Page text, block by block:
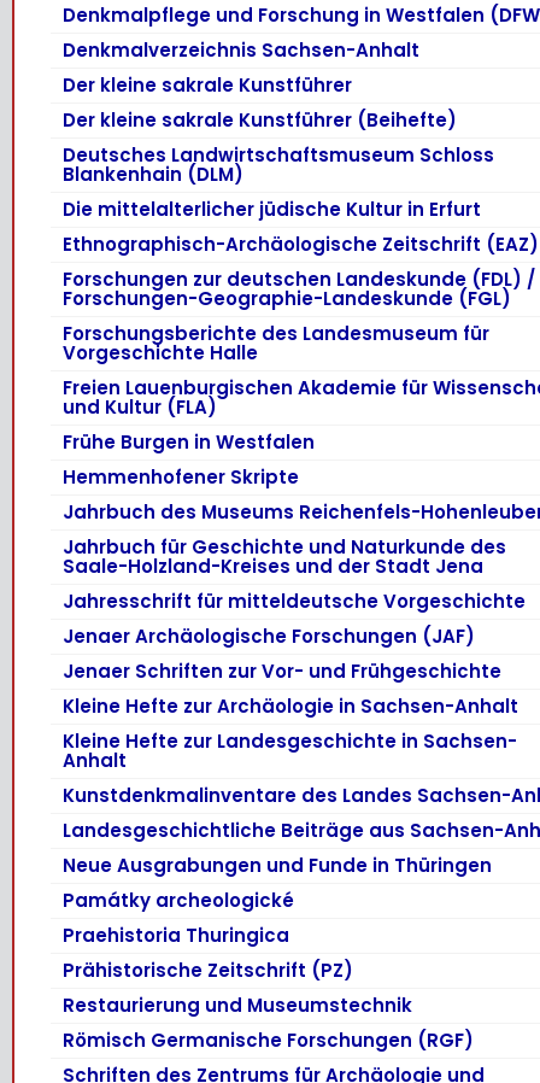
Denkmalpflege und Forschung in Westfalen
Denkmalverzeichnis Sachsen-Anhalt
Der kleine sakrale Kunstführer
Der kleine sakrale Kunstführer (Beihefte)
Deutsches Landwirtschaftsmuseum Schloss
Blankenhain (DLM)
Die mittelalterlicher jüdische Kultur in Erfurt
Ethnographisch-Archäologische Zeitschrift (EAZ)
Forschungen zur deutschen Landeskunde (FDL) /
Forschungen-Geographie-Landeskunde (FGL)
Forschungsberichte des Landesmuseum für
Vorgeschichte Halle
Freien Lauenburgischen Akademie für
und Kultur (FLA)
Frühe Burgen in Westfalen
Hemmenhofener Skripte
Jahrbuch des Museums Reichenfels-
Jahrbuch für Geschichte und Naturkunde des
Saale-Holzland-Kreises und der Stadt Jena
Jahresschrift für mitteldeutsche Vorgeschichte
Jenaer Archäologische Forschungen (JAF)
Jenaer Schriften zur Vor- und Frühgeschichte
Kleine Hefte zur Archäologie in Sachsen-Anhalt
Kleine Hefte zur Landesgeschichte in Sachsen-
Anhalt
Kunstdenkmalinventare des Landes Sachsen-
Landesgeschichtliche Beiträge aus Sachsen-
Neue Ausgrabungen und Funde in Thüringen
Památky archeologické
Praehistoria Thuringica
Prähistorische Zeitschrift (PZ)
Restaurierung und Museumstechnik
Römisch Germanische Forschungen (RGF)
Schriften des Zentrums für Archäologie und